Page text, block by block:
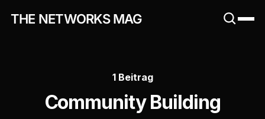
THE NETWORKS MAG
1 Beitrag
Community Building